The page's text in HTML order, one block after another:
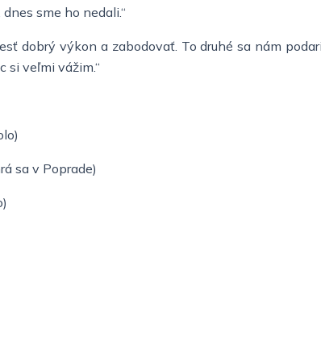
sme ho nedali.“
dobrý výkon a zabodovať. To druhé sa nám
si veľmi vážim.“
sa v Poprade)